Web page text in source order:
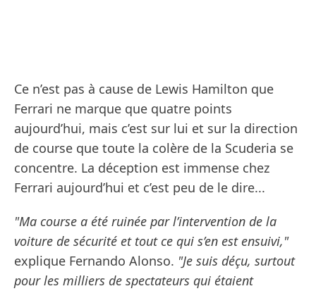
Ce n’est pas à cause de Lewis Hamilton que
Ferrari ne marque que quatre points
aujourd’hui, mais c’est sur lui et sur la direction
de course que toute la colère de la Scuderia se
concentre. La déception est immense chez
Ferrari aujourd’hui et c’est peu de le dire...
"Ma course a été ruinée par l’intervention de la
voiture de sécurité et tout ce qui s’en est ensuivi,"
explique Fernando Alonso. "Je suis déçu, surtout
pour les milliers de spectateurs qui étaient